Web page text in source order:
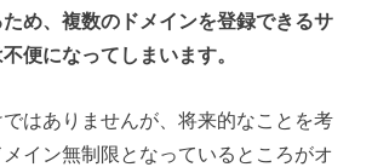
め、複数のドメインを登録できるサ
便になってしまいます。
はありませんが、将来的なことを考
イン無制限となっているところがオ